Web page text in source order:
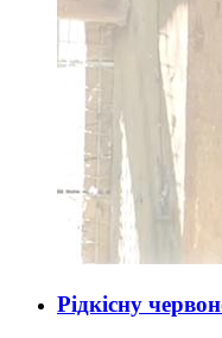
Рідкісну